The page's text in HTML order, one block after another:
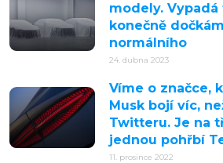
modely.
konečně
normálního
24. dubna 2023
Víme o značce,
Musk bojí víc,
Twitteru. Je na
jednou pohřbí
11. prosince 2022